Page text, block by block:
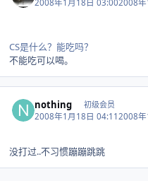
CS是什么？能吃吗？
不能吃可以喝。
nothing 初级会员
2008年1月18日 04:112008
没打过..不习惯蹦蹦跳跳